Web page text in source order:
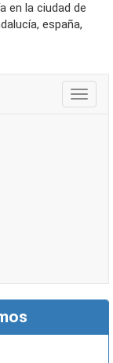
en la ciudad de
españa,